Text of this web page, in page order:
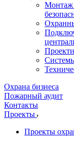
Монтаж
Охрана бизнеса
Пожарный аудит
Контакты
Проекты
Проекты